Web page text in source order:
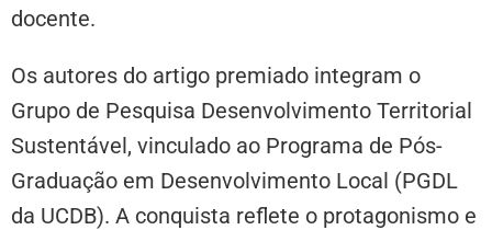
docente.
Os autores do artigo premiado integram o
Grupo de Pesquisa Desenvolvimento Territorial
Sustentável, vinculado ao Programa de Pós-
Graduação em Desenvolvimento Local (PGDL
da UCDB). A conquista reflete o protagonismo e